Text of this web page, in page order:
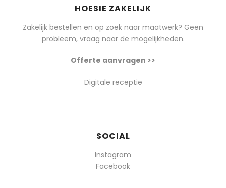
HOESIE ZAKELIJK
Zakelijk bestellen en op zoek naar maatwerk? Geen
probleem, vraag naar de mogelijkheden.
Offerte aanvragen >>
Digitale receptie
SOCIAL
Instagram
Facebook